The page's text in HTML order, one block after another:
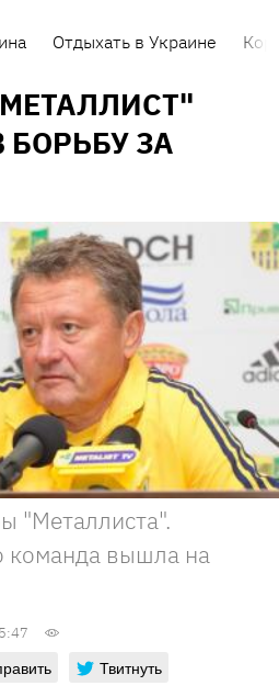
Отдыхать в Украине
ЗА
"Металлиста".
команда вышла на
Твитнуть